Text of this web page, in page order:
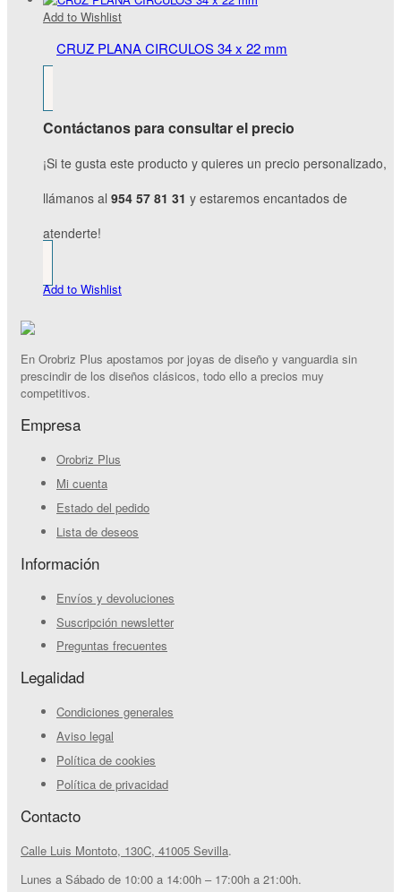
Add to Wishlist
CRUZ PLANA CIRCULOS 34 x 22 mm
Contáctanos para consultar el precio
¡Si te gusta este producto y quieres un precio personalizado,
llámanos al 954 57 81 31 y estaremos encantados de
atenderte!
Add to Wishlist
En Orobriz Plus apostamos por joyas de diseño y vanguardia sin
prescindir de los diseños clásicos, todo ello a precios muy
competitivos.
Empresa
Orobriz Plus
Mi cuenta
Estado del pedido
Lista de deseos
Información
Envíos y devoluciones
Suscripción newsletter
Preguntas frecuentes
Legalidad
Condiciones generales
Aviso legal
Política de cookies
Política de privacidad
Contacto
Calle Luis Montoto, 130C, 41005 Sevilla.
Lunes a Sábado de 10:00 a 14:00h – 17:00h a 21:00h.